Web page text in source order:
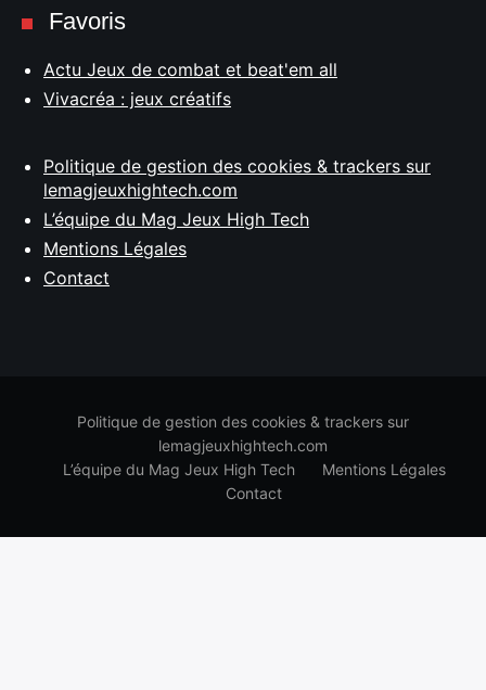
Favoris
Actu Jeux de combat et beat'em all
Vivacréa : jeux créatifs
Politique de gestion des cookies & trackers sur
lemagjeuxhightech.com
L’équipe du Mag Jeux High Tech
Mentions Légales
Contact
Politique de gestion des cookies & trackers sur
lemagjeuxhightech.com
L’équipe du Mag Jeux High Tech
Mentions Légales
Contact